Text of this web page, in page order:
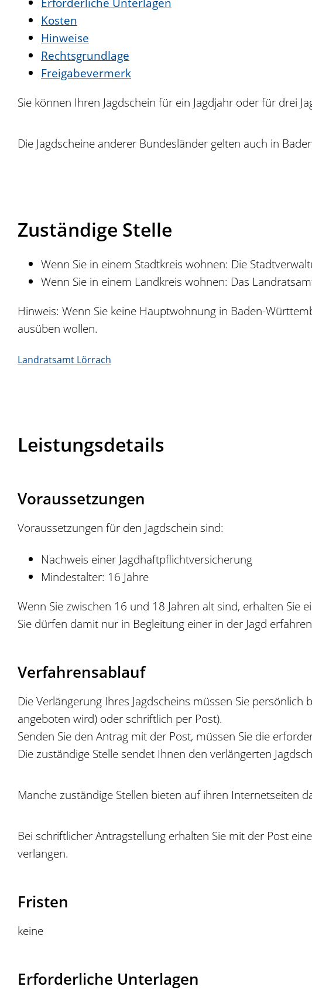
Kosten
Hinweise
Rechtsgrundlage
Freigabevermerk
Sie können Ihren Jagdschein für ein Jagdjahr oder für drei
Die Jagdscheine anderer Bundesländer gelten auch in
Zuständige Stelle
Wenn Sie in einem Stadtkreis wohnen: Die
Wenn Sie in einem Landkreis wohnen: Das
Hinweis: Wenn Sie keine Hauptwohnung in Baden-
ausüben wollen.
Landratsamt Lörrach
Leistungsdetails
Voraussetzungen
Voraussetzungen für den Jagdschein sind:
Nachweis einer Jagdhaftpflichtversicherung
Mindestalter: 16 Jahre
Wenn Sie zwischen 16 und 18 Jahren alt sind, erhalten Sie
Sie dürfen damit nur in Begleitung einer in der Jagd
Verfahrensablauf
Die Verlängerung Ihres Jagdscheins müssen Sie
angeboten wird) oder schriftlich per Post).
Senden Sie den Antrag mit der Post, müssen Sie die
Die zuständige Stelle sendet Ihnen den verlängerten
Manche zuständige Stellen bieten auf ihren Internetseiten
Bei schriftlicher Antragstellung erhalten Sie mit der Post
verlangen.
Fristen
keine
Erforderliche Unterlagen